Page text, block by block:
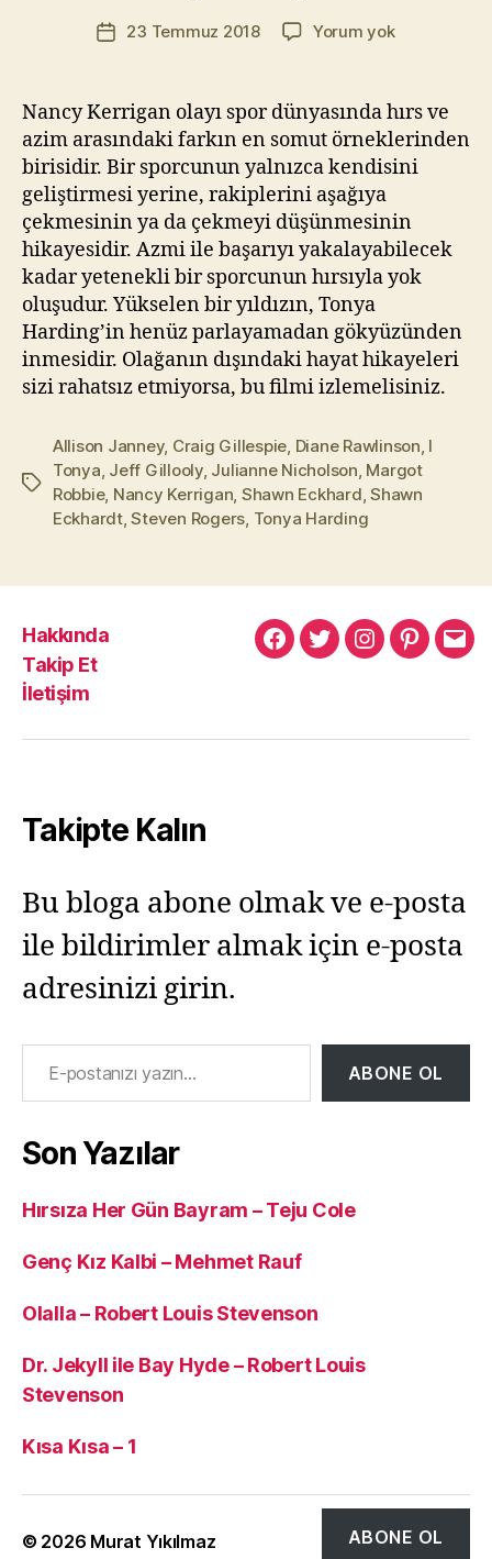
Yazının
yazarı
a
kı
m
a
z
Yazı23 Temmuz 2018 Yorum yokI,
Tonya
(2017)
Nancy Kerrigan olayı spor dünyasında hırs ve
azim arasındaki farkın en somut örneklerinden
birisidir. Bir sporcunun yalnızca kendisini
geliştirmesi yerine, rakiplerini aşağıya
çekmesinin ya da çekmeyi düşünmesinin
hikayesidir. Azmi ile başarıyı yakalayabilecek
kadar yetenekli bir sporcunun hırsıyla yok
oluşudur. Yükselen bir yıldızın, Tonya
Harding’in henüz parlayamadan gökyüzünden
inmesidir. Olağanın dışındaki hayat hikayeleri
sizi rahatsız etmiyorsa, bu filmi izlemelisiniz.
Etiketler
Allison Janney, Craig Gillespie Diane Rawlinson I
Tonya Jeff Gillooly, Julianne Nicholson Margot
Robbie, Nancy Kerrigan Shawn Eckhard ,Shawn
Eckhardt,Steven Rogers Tonya Harding
Hakkında
Takip Et
İletişim
MuratMuratMuratPinterest
Takipte Kalın
Bu bloga abone olmak ve e-posta
ile bildirimler almak için e-posta
adresinizi girin.
E-postanızı yazın…
ABONE OL
Son Yazılar
Hırsıza Her Gün Bayram – Teju Cole
Genç Kız Kalbi – Mehmet Rauf
Olalla – Robert Louis Stevenson
Dr. Jekyll ile Bay Hyde – Robert Louis
Stevenson
Kısa Kısa – 1
© 2026 Murat Yıkılmaz Yukarı
ABONE OL